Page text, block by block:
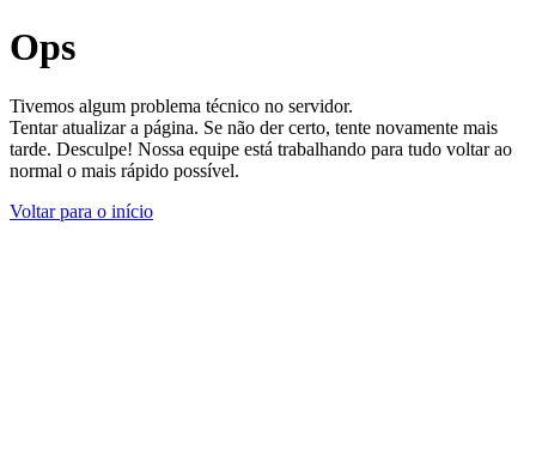
Ops
Tivemos algum problema técnico no servidor.
Tentar atualizar a página. Se não der certo, tente novamente mais
tarde. Desculpe! Nossa equipe está trabalhando para tudo voltar ao
normal o mais rápido possível.
Voltar para o início